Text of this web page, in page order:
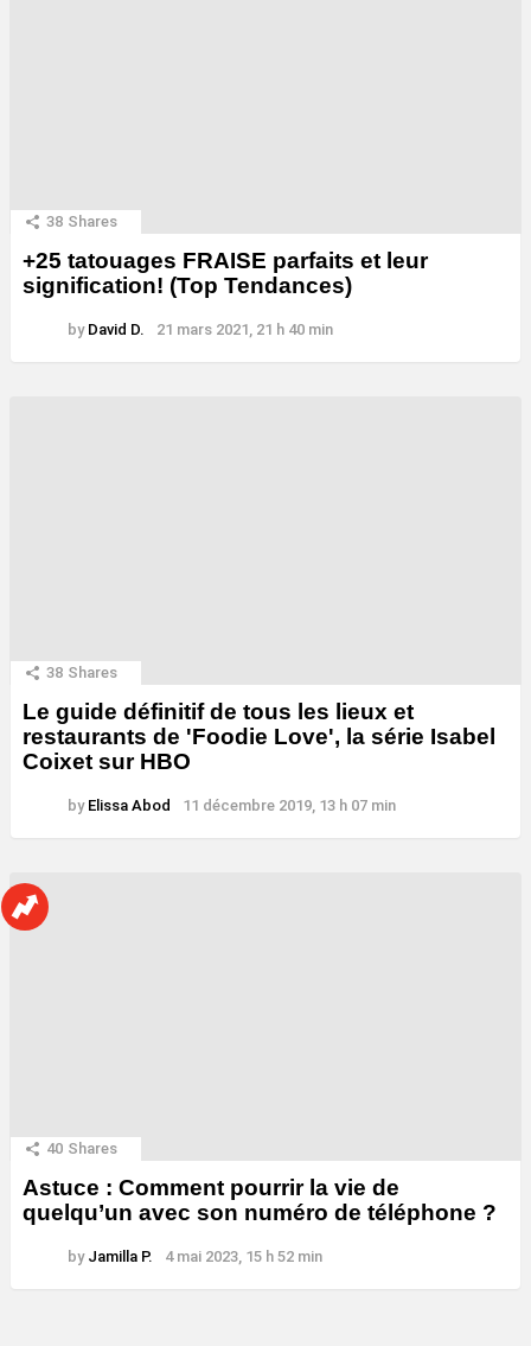
38 Shares
+25 tatouages ​​FRAISE parfaits et leur
signification! (Top Tendances)
by David D. 21 mars 2021, 21 h 40 min
38 Shares
Le guide définitif de tous les lieux et
restaurants de 'Foodie Love', la série Isabel
Coixet sur HBO
by Elissa Abod 11 décembre 2019, 13 h 07 min
40 Shares
Astuce : Comment pourrir la vie de
quelqu’un avec son numéro de téléphone ?
by Jamilla P. 4 mai 2023, 15 h 52 min